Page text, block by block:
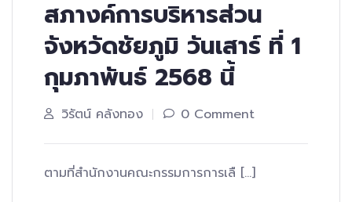
สภางค์การบริหารส่วน
จังหวัดชัยภูมิ วันเสาร์ ที่ 1
กุมภาพันธ์ 2568 นี้
วิรัตน์ คลังทอง 0 Comment
ตามที่สำนักงานคณะกรรมการการเลื […]